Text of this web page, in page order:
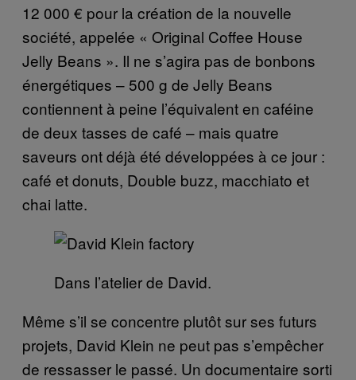
12 000 € pour la création de la nouvelle
société, appelée « Original Coffee House
Jelly Beans ». Il ne s’agira pas de bonbons
énergétiques – 500 g de Jelly Beans
contiennent à peine l’équivalent en caféine
de deux tasses de café – mais quatre
saveurs ont déjà été développées à ce jour :
café et donuts, Double buzz, macchiato et
chai latte.
Dans l’atelier de David.
Même s’il se concentre plutôt sur ses futurs
projets, David Klein ne peut pas s’empêcher
de ressasser le passé. Un documentaire sorti